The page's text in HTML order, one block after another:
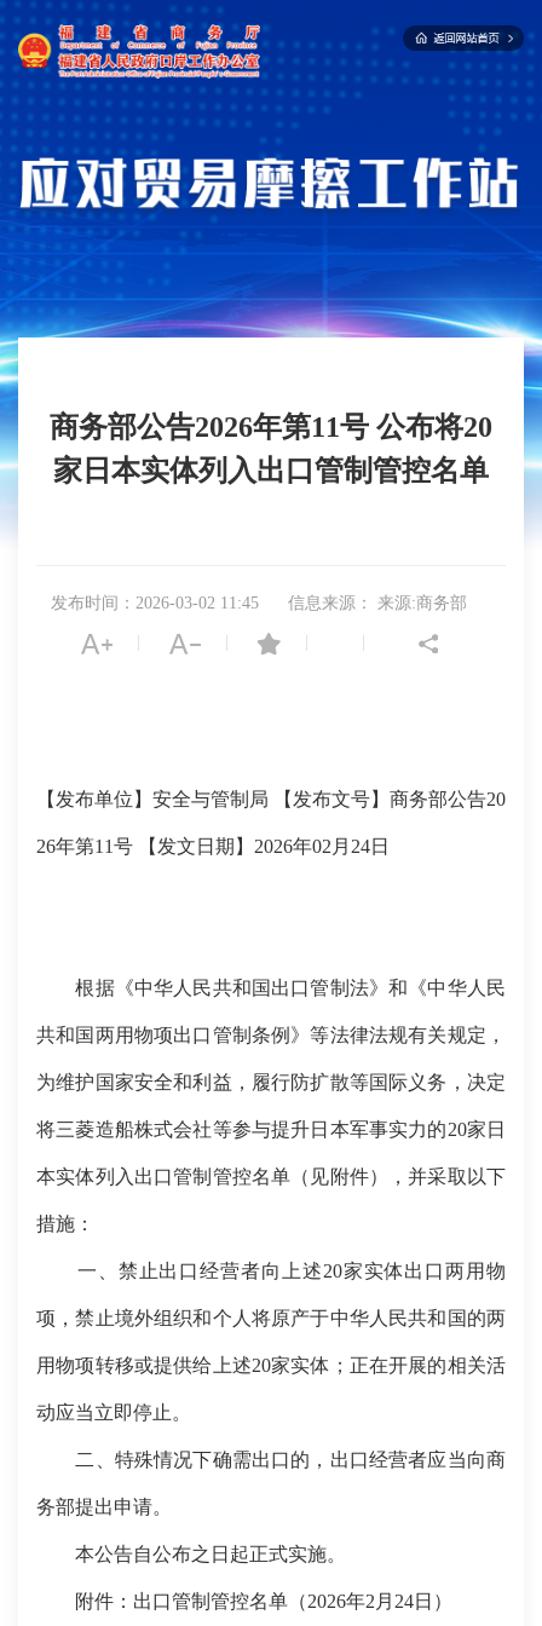
商务部公告2026年第11号 公布将20
家日本实体列入出口管制管控名单
发布时间：2026-03-02 11:45 信息来源： 来源:商务部
【发布单位】安全与管制局 【发布文号】商务部公告20
26年第11号 【发文日期】2026年02月24日
根据《中华人民共和国出口管制法》和《中华人民
共和国两用物项出口管制条例》等法律法规有关规定，
为维护国家安全和利益，履行防扩散等国际义务，决定
将三菱造船株式会社等参与提升日本军事实力的20家日
本实体列入出口管制管控名单（见附件），并采取以下
措施：
一、禁止出口经营者向上述20家实体出口两用物
项，禁止境外组织和个人将原产于中华人民共和国的两
用物项转移或提供给上述20家实体；正在开展的相关活
动应当立即停止。
二、特殊情况下确需出口的，出口经营者应当向商
务部提出申请。
本公告自公布之日起正式实施。
附件：出口管制管控名单（2026年2月24日）